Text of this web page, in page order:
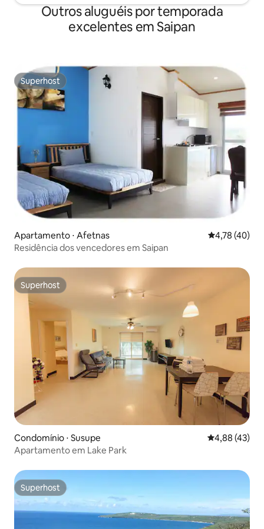
Outros aluguéis por temporada
excelentes em Saipan
Superhost
Superhost
Apartamento ⋅ Afetnas 4,78 de uma
4,78 (40)
Residência dos vencedores em Saipan
Superhost
Superhost
Condomínio ⋅ Susupe 4,88 de uma
4,88 (43)
Apartamento em Lake Park
Superhost
Superhost